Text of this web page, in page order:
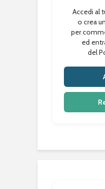
Accedi al
o crea
per
ed
del